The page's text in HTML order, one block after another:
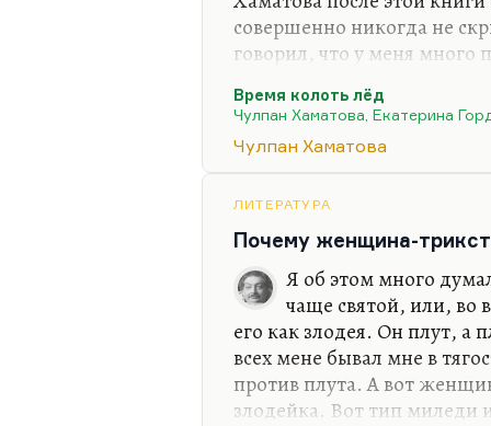
совершенно никогда не
говорил, что у меня много
прямой. И такой, я бы
книги разговоров с
как некоторые
Терезу (простите за
есть аналогия
Время колоть лёд
Чулпан Хаматова, Екатерина
Чулпан Хаматова
ЛИТЕРАТУРА
Почему женщина-
Я об этом много
чаще святой, или, во
его как злодея. Он плут, а
всех мене бывал мне в
против плута. А вот
злодейка. Вот тип миледи